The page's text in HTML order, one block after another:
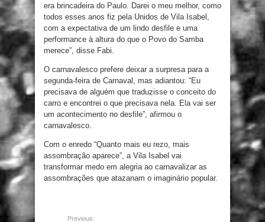
era brincadeira do Paulo. Darei o meu melhor, como
todos esses anos fiz pela Unidos de Vila Isabel,
com a expectativa de um lindo desfile e uma
performance à altura do que o Povo do Samba
merece”, disse Fabi.
O carnavalesco prefere deixar a surpresa para a
segunda-feira de Carnaval, mas adiantou: “Eu
precisava de alguém que traduzisse o conceito do
carro e encontrei o que precisava nela. Ela vai ser
um acontecimento no desfile”, afirmou o
carnavalesco.
Com o enredo “Quanto mais eu rezo, mais
assombração aparece”, a Vila Isabel vai
transformar medo em alegria ao carnavalizar as
assombrações que atazanam o imaginário popular.
Previous: